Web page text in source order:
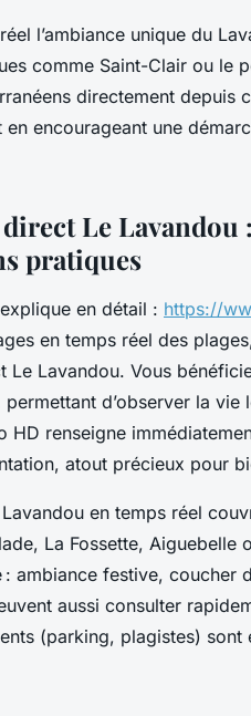
l’ambiance unique du
comme Saint-Clair ou le
directement depuis
en encourageant une
Le Lavandou
pratiques
en détail : https://
en temps réel des
Le Lavandou. Vous
d’observer la
HD renseigne
atout précieux pour
en temps réel
La Fossette, Aiguebelle
: ambiance festive, coucher
aussi consulter
(parking, plagistes)